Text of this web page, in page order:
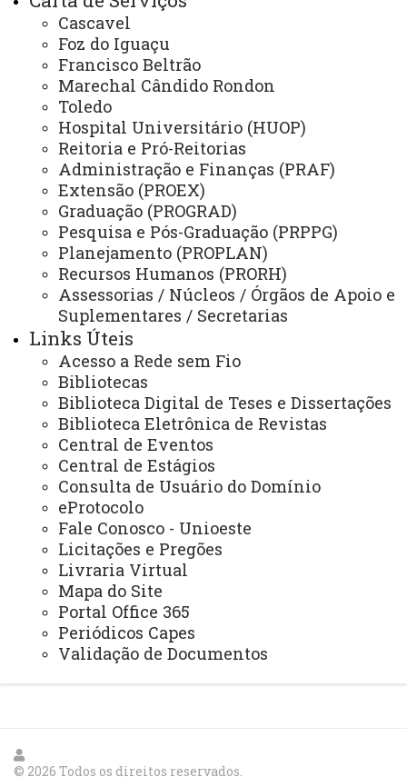
Cascavel
Foz do Iguaçu
Francisco Beltrão
Marechal Cândido Rondon
Toledo
Hospital Universitário (HUOP)
Reitoria e Pró-Reitorias
Administração e Finanças (PRAF)
Extensão (PROEX)
Graduação (PROGRAD)
Pesquisa e Pós-Graduação (PRPPG)
Planejamento (PROPLAN)
Recursos Humanos (PRORH)
Assessorias / Núcleos / Órgãos de Apoio e
Suplementares / Secretarias
Links Úteis
Acesso a Rede sem Fio
Bibliotecas
Biblioteca Digital de Teses e Dissertações
Biblioteca Eletrônica de Revistas
Central de Eventos
Central de Estágios
Consulta de Usuário do Domínio
eProtocolo
Fale Conosco - Unioeste
Licitações e Pregões
Livraria Virtual
Mapa do Site
Portal Office 365
Periódicos Capes
Validação de Documentos
ÓRGÃO DE APOIO
Unioeste INOVA - Agência de Inovação da Unioeste
ÓRGÃOS SUPLEMENTARES
Coordenadoria de Concursos e Processos Seletivos
Editora
Gráfica Universitária
NÚCLEOS
NeadUni - Núcleo de Educação a Distância
NEE - Núcleo de Estações Experimentais
NTI - Núcleo de Tecnologia da Informação
NIP - Núcleo de Inserção Profissional
NUFOPE - Núcleo de Formação Docente e Prática de Ensino
NUTE - Núcleo de Telemedicina
Núcleos Complementares
PROGRAMAS INSTITUCIONAIS
PEL - Programa de Ensino de Línguas
PEE - Educação Especial
PIBID - Bolsas de Iniciação à Docência
PEIEX - Programa de Qualificação para Exportação
© 2026 Todos os direitos reservados.